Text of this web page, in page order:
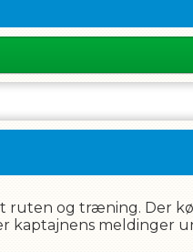
ruten og træning. Der
kaptajnens meldinger